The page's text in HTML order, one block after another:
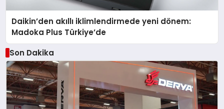
Daikin’den akıllı iklimlendirmede yeni dönem:
Madoka Plus Türkiye’de
Son Dakika